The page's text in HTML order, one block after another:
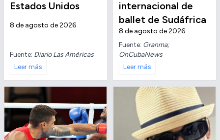
Estados Unidos
8 de agosto de 2026
Fuente: Diario Las Américas
Leer más
internacional de
ballet de Sudáfrica
8 de agosto de 2026
Fuente: Granma;
OnCubaNews
Leer más